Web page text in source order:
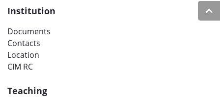
Institution
Documents
Contacts
Location
CIM RC
Teaching